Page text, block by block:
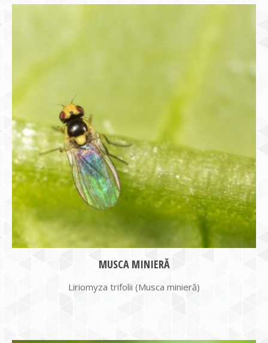
MUSCA MINIERĂ
Liriomyza trifolii (Musca minieră)